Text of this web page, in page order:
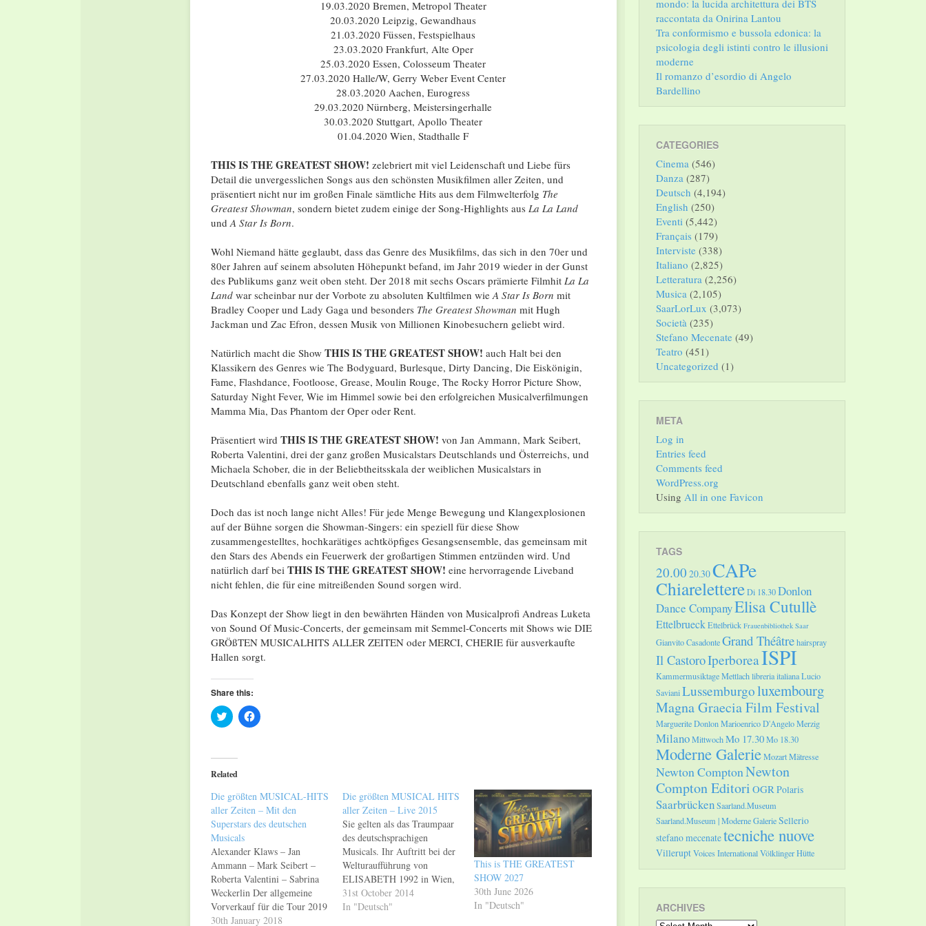
19.03.2020 Bremen, Metropol Theater
20.03.2020 Leipzig, Gewandhaus
21.03.2020 Füssen, Festspielhaus
23.03.2020 Frankfurt, Alte Oper
25.03.2020 Essen, Colosseum Theater
27.03.2020 Halle/W, Gerry Weber Event Center
28.03.2020 Aachen, Eurogress
29.03.2020 Nürnberg, Meistersingerhalle
30.03.2020 Stuttgart, Apollo Theater
01.04.2020 Wien, Stadthalle F
THIS IS THE GREATEST SHOW! zelebriert mit viel Leidenschaft und Liebe fürs
Detail die unvergesslichen Songs aus den schönsten Musikfilmen aller Zeiten, und
präsentiert nicht nur im großen Finale sämtliche Hits aus dem Filmwelterfolg The
Greatest Showman, sondern bietet zudem einige der Song-Highlights aus La La Land
undA Star Is Born.
Wohl Niemand hätte geglaubt, dass das Genre des Musikfilms, das sich in den 70er und
80er Jahren auf seinem absoluten Höhepunkt befand, im Jahr 2019 wieder in der Gunst
des Publikums ganz weit oben steht. Der 2018 mit sechs Oscars prämierte Filmhit La La
Landwar scheinbar nur der Vorbote zu absoluten Kultfilmen wieA Star Is Born mit
Bradley Cooper und Lady Gaga und besonders The Greatest Showman mit Hugh
Jackman und Zac Efron, dessen Musik von Millionen Kinobesuchern geliebt wird.
Natürlich macht die Show THIS IS THE GREATEST SHOW! auch Halt bei den
Klassikern des Genres wie The Bodyguard, Burlesque, Dirty Dancing, Die Eiskönigin,
Fame, Flashdance, Footloose, Grease, Moulin Rouge, The Rocky Horror Picture Show,
Saturday Night Fever, Wie im Himmel sowie bei den erfolgreichen Musicalverfilmungen
Mamma Mia, Das Phantom der Oper oder Rent.
Präsentiert wird THIS IS THE GREATEST SHOW! von Jan Ammann, Mark Seibert,
Roberta Valentini, drei der ganz großen Musicalstars Deutschlands und Österreichs, und
Michaela Schober, die in der Beliebtheitsskala der weiblichen Musicalstars in
Deutschland ebenfalls ganz weit oben steht.
Doch das ist noch lange nicht Alles! Für jede Menge Bewegung und Klangexplosionen
auf der Bühne sorgen die Showman-Singers: ein speziell für diese Show
zusammengestelltes, hochkarätiges achtköpfiges Gesangsensemble, das gemeinsam mit
den Stars des Abends ein Feuerwerk der großartigen Stimmen entzünden wird. Und
natürlich darf bei THIS IS THE GREATEST SHOW! eine hervorragende Liveband
nicht fehlen, die für eine mitreißenden Sound sorgen wird.
Das Konzept der Show liegt in den bewährten Händen von Musicalprofi Andreas Luketa
von Sound Of Music-Concerts, der gemeinsam mit Semmel-Concerts mit Shows wie DIE
GRÖßTEN MUSICALHITS ALLER ZEITEN oder MERCI, CHERIE für ausverkaufte
Hallen sorgt.
Share this:
Click
to
(Opens
in
new
Click
to
Related
Die größten MUSICAL-HITS
aller Zeiten – Mit den
Superstars des deutschen
Musicals
Alexander Klaws – Jan
Ammann – Mark Seibert –
Roberta Valentini – Sabrina
Weckerlin Der allgemeine
Vorverkauf für die Tour 2019
ist schon gestartet 07.03.2019
30th January 2018
Die größten MUSICAL HITS
aller Zeiten – Live 2015
Sie gelten als das Traumpaar
des deutschsprachigen
Musicals. Ihr Auftritt bei der
Welturaufführung von
ELISABETH 1992 in Wien,
als Kaiserin Elisabeth und der
Tod, brachte der Holländerin
31st October 2014
In "Deutsch"
This is THE GREATEST
SHOW 2027
30th June 2026
In "Deutsch"
mondo: la lucida architettura dei BTS
raccontata da Onirina Lantou
Tra conformismo e bussola edonica: la
psicologia degli istinti contro le illusioni
moderne
Il romanzo d’esordio di Angelo
Bardellino
CATEGORIES
Cinema (546)
Danza (287)
Deutsch (4,194)
English (250)
Eventi (5,442)
Français (179)
Interviste (338)
Italiano (2,825)
Letteratura (2,256)
Musica (2,105)
SaarLorLux (3,073)
Società (235)
Stefano Mecenate (49)
Teatro (451)
Uncategorized (1)
META
Log in
Entries feed
Comments feed
WordPress.org
Using All in one Favicon
TAGS
20.00 20.30CAPe
ChiarelettereDi 18.30Donlon
Dance CompanyElisa Cutullè
EttelbrueckEttelbrück Frauenbibliothek Saar
Gianvito CasadonteGrand Théâtrehairspray
Il CastoroIperboreaISPI
Kammermusiktage Mettlachlibreria italianaLucio
SavianiLussemburgoluxembourg
Magna Graecia Film Festival
Marguerite DonlonMarioenrico D'AngeloMerzig
MilanoMittwochMo 17.30Mo 18.30
Moderne GalerieMozartMätresse
Newton ComptonNewton
Compton Editori OGRPolaris
SaarbrückenSaarland.Museum
Saarland.Museum | Moderne GalerieSellerio
stefano mecenatetecniche nuove
VilleruptVoices InternationalVölklinger Hütte
ARCHIVES